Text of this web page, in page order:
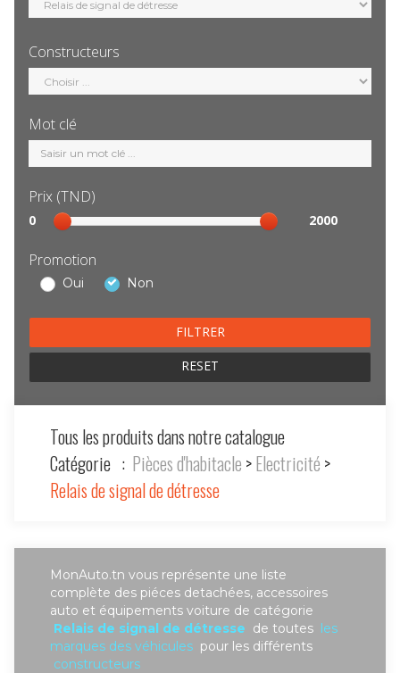
Constructeurs
Sélection
constructeur
Mot clé
Mot
clé
Prix (TND)
Sélection
prix
0 2000
Promotion
Oui Non
RESET
Tous les produits dans notre catalogue
Catégorie : Pièces d'habitacle >Electricité >
Relais de signal de détresse
MonAuto.tn vous représente une liste
complète des piéces detachées, accessoires
auto et équipements voiture de catégorie
Relais de signal de détresse de toutes les
marques des véhicules pour les différents
constructeurs